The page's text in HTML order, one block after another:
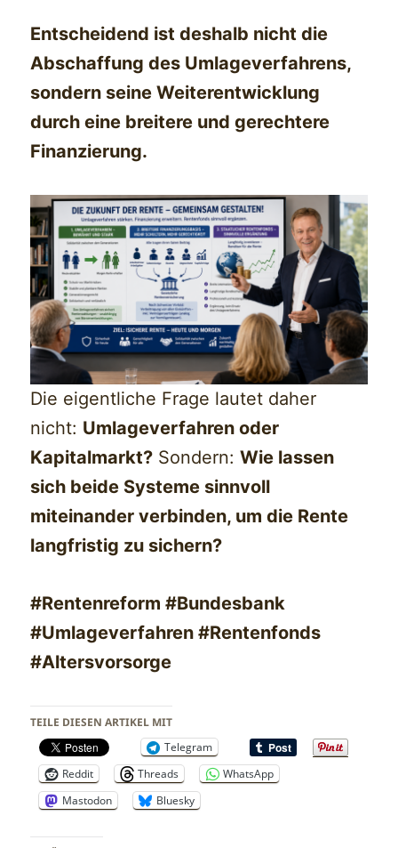
Entscheidend ist deshalb nicht die
Abschaffung des Umlageverfahrens,
sondern seine Weiterentwicklung
durch eine breitere und gerechtere
Finanzierung.
Die eigentliche Frage lautet daher
nicht: Umlageverfahren oder
Kapitalmarkt? Sondern:Wie lassen
sich beide Systeme sinnvoll
miteinander verbinden, um die Rente
langfristig zu sichern?
#Rentenreform #Bundesbank
#Umlageverfahren #Rentenfonds
#Altersvorsorge
TEILE DIESEN ARTIKEL MIT
Telegram
Reddit
Threads
WhatsApp
Mastodon
Bluesky